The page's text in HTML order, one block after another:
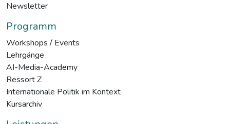
Newsletter
Programm
Workshops / Events
Lehrgänge
AI-Media-Academy
Ressort Z
Internationale Politik im Kontext
Kursarchiv